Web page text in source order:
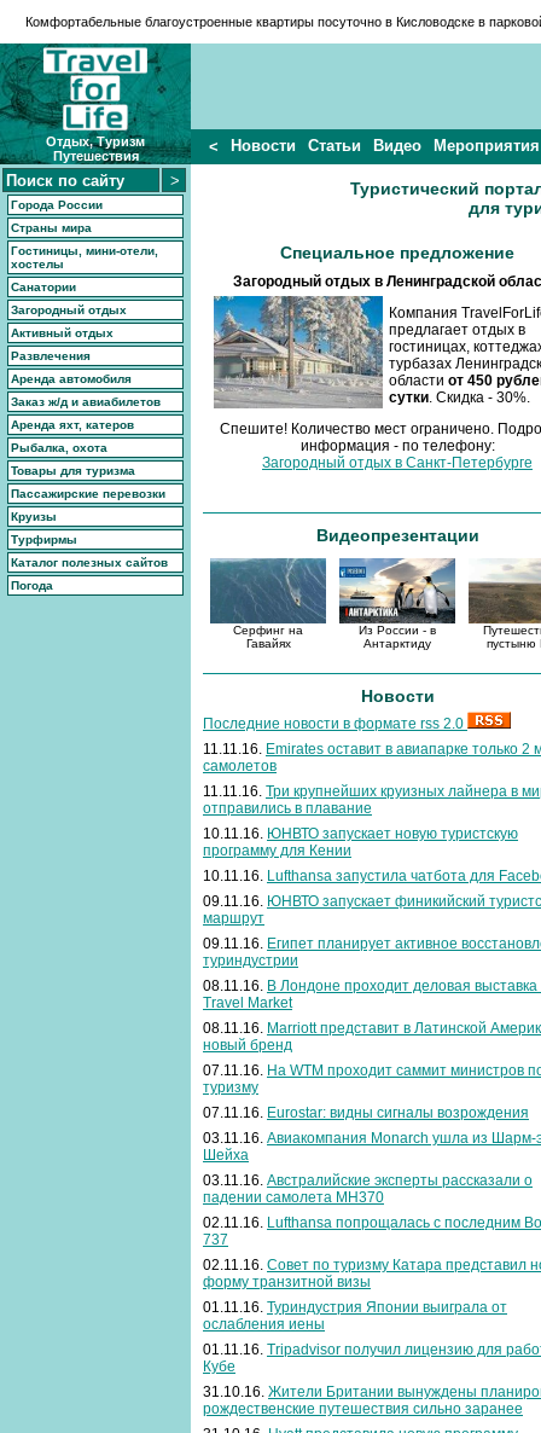
Комфортабельные благоустроенные квартиры посуточно в Кисловодскев
Отдых, Туризм
Путешествия
< Новости Статьи Видео Мероприятия
Города России
Страны мира
Гостиницы, мини-отели,
хостелы
Санатории
Загородный отдых
Активный отдых
Развлечения
Аренда автомобиля
Заказ ж/д и авиабилетов
Аренда яхт, катеров
Рыбалка, охота
Товары для туризма
Пассажирские перевозки
Круизы
Турфирмы
Каталог полезных сайтов
Погода
Туристический
для
Специальное предложение
Загородный отдых в Ленинградской
Компания
предлагает отдых в
гостиницах,
турбазах
области от 450
сутки. Скидка - 30%.
Спешите! Количество мест ограничено.
информация - по телефону:
Загородный отдых в Санкт-Петербурге
Видеопрезентации
Серфинг на
Гавайях
Из России - в
Антарктиду
пустыню
Новости
Последние новости в формате rss 2.0
11.11.16. Emirates оставит в авиапарке только 2
самолетов
11.11.16. Три крупнейших круизных лайнера в
отправились в плавание
10.11.16. ЮНВТО запускает новую туристскую
программу для Кении
10.11.16. Lufthansa запустила чатбота для
09.11.16. ЮНВТО запускает финикийский
маршрут
09.11.16. Египет планирует активное
туриндустрии
08.11.16. В Лондоне проходит деловая выставка
Travel Market
08.11.16. Marriott представит в Латинской
новый бренд
07.11.16. На WTM проходит саммит министров
туризму
07.11.16. Eurostar: видны сигналы возрождения
03.11.16. Авиакомпания Monarch ушла из Шарм-
Шейха
03.11.16. Австралийские эксперты рассказали о
падении самолета MH370
02.11.16. Lufthansa попрощалась с последним
737
02.11.16. Совет по туризму Катара представил
форму транзитной визы
01.11.16. Туриндустрия Японии выиграла от
ослабления иены
01.11.16. Tripadvisor получил лицензию для
Кубе
31.10.16. Жители Британии вынуждены
рождественские путешествия сильно заранее